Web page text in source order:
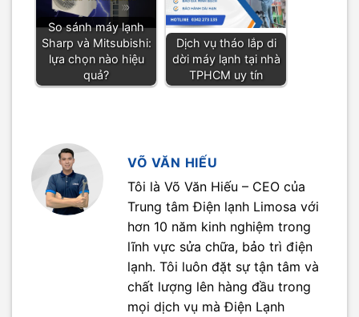
So sánh máy lạnh
Sharp và Mitsubishi:
lựa chọn nào hiệu
quả?
Dịch vụ tháo lắp di
dời máy lạnh tại nhà
TPHCM uy tín
VÕ VĂN HIẾU
Tôi là Võ Văn Hiếu – CEO của
Trung tâm Điện lạnh Limosa với
hơn 10 năm kinh nghiệm trong
lĩnh vực sửa chữa, bảo trì điện
lạnh. Tôi luôn đặt sự tận tâm và
chất lượng lên hàng đầu trong
mọi dịch vụ mà Điện Lạnh